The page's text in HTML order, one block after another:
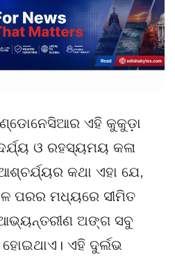
ଏହି କୁକୁଡ଼ା
ଓ ରହସ୍ୟମୟ କଳା
କଥା ଏହା ଯେ,
ପରର ମଧ୍ୟରେ ସୀମିତ
ଆଭ୍ୟନ୍ତରୀଣ ଅଙ୍ଗ ସବୁ
ଏହି ଦୁର୍ଲଭ